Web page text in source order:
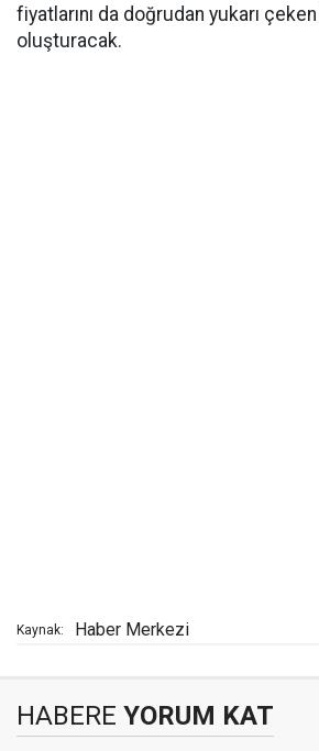
fiyatlarını da doğrudan yukarı
oluşturacak.
Kaynak: Haber Merkezi
HABERE YORUM KAT